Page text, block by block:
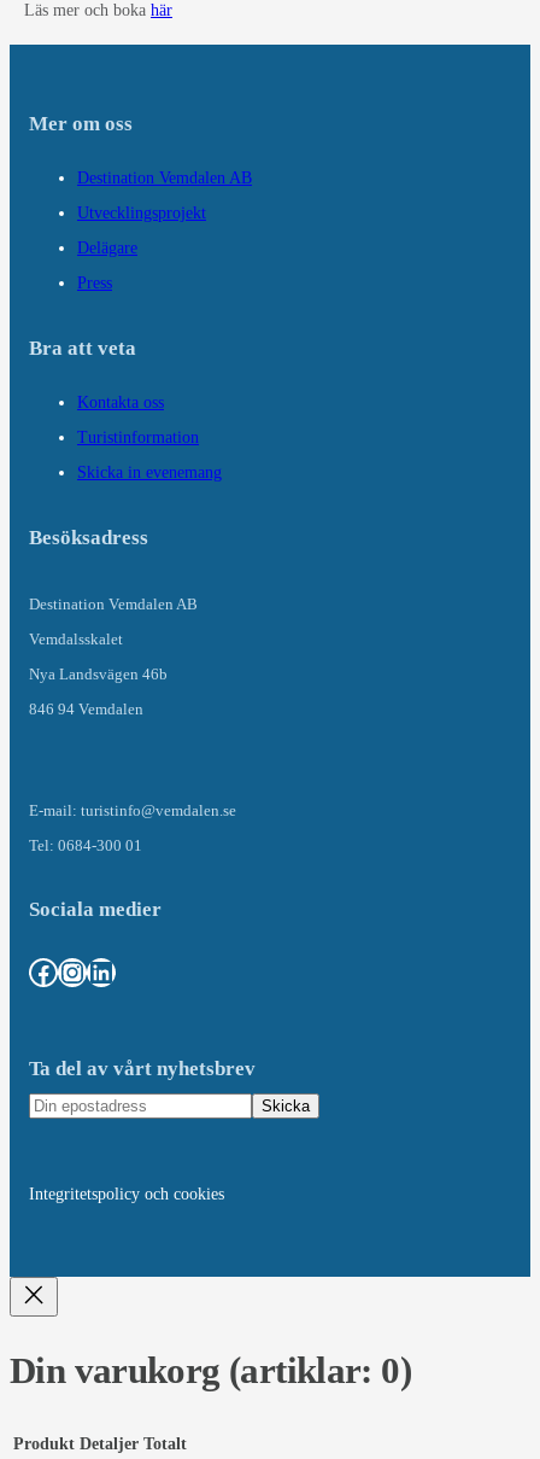
Läs mer och boka här
Mer om oss
Destination Vemdalen AB
Utvecklingsprojekt
Delägare
Press
Bra att veta
Kontakta oss
Turistinformation
Skicka in evenemang
Besöksadress
Destination Vemdalen AB
Vemdalsskalet
Nya Landsvägen 46b
846 94 Vemdalen
E-mail: turistinfo@vemdalen.se
Tel: 0684-300 01
Sociala medier
Facebook InstagramLinkedIn
Ta del av vårt nyhetsbrev
Skicka
Integritetspolicy och cookies
Din varukorg (artiklar: 0)
Produkt Detaljer Totalt